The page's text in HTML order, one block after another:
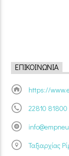
ΕΠΙΚΟΙΝΩΝΊΑ
https://
22810 81800
Ταξιαρχίας